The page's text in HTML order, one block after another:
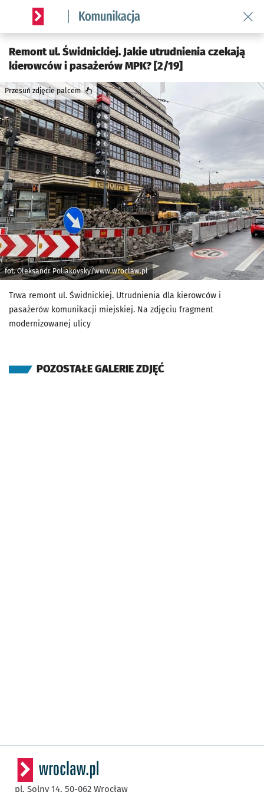
Serwis informacyjny wroclaw.pl podserwis: Komunikacja
Remont ul. Świdnickiej. Jakie utrudnienia czekają
kierowców i pasażerów MPK? [2/19]
fot. Oleksandr Poliakovsky/www.wroclaw.pl
Przesuń zdjęcie palcem
Trwa remont ul. Świdnickiej. Utrudnienia dla kierowców i
pasażerów komunikacji miejskiej. Na zdjęciu fragment
modernizowanej ulicy
POZOSTAŁE GALERIE ZDJĘĆ
pl. Solny 14, 50-062 Wrocław